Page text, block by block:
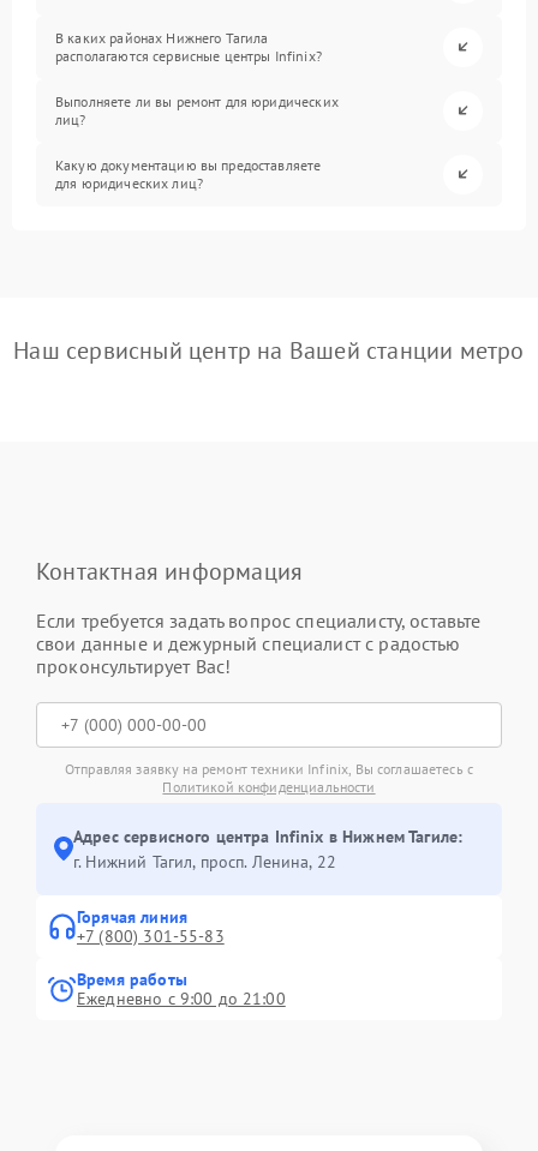
В каких районах Нижнего Тагила
располагаются сервисные центры Infinix?
Выполняете ли вы ремонт для юридических
лиц?
Какую документацию вы предоставляете
для юридических лиц?
Наш сервисный центр на Вашей станции метро
Контактная информация
Если требуется задать вопрос специалисту, оставьте
свои данные и дежурный специалист с радостью
проконсультирует Вас!
Отправляя заявку на ремонт техники Infinix, Вы соглашаетесь с
Политикой конфиденциальности
Адрес сервисного центра Infinix в Нижнем Тагиле:
г. Нижний Тагил, просп. Ленина, 22
Горячая линия
+7 (800) 301-55-83
Время работы
Ежедневно с 9:00 до 21:00